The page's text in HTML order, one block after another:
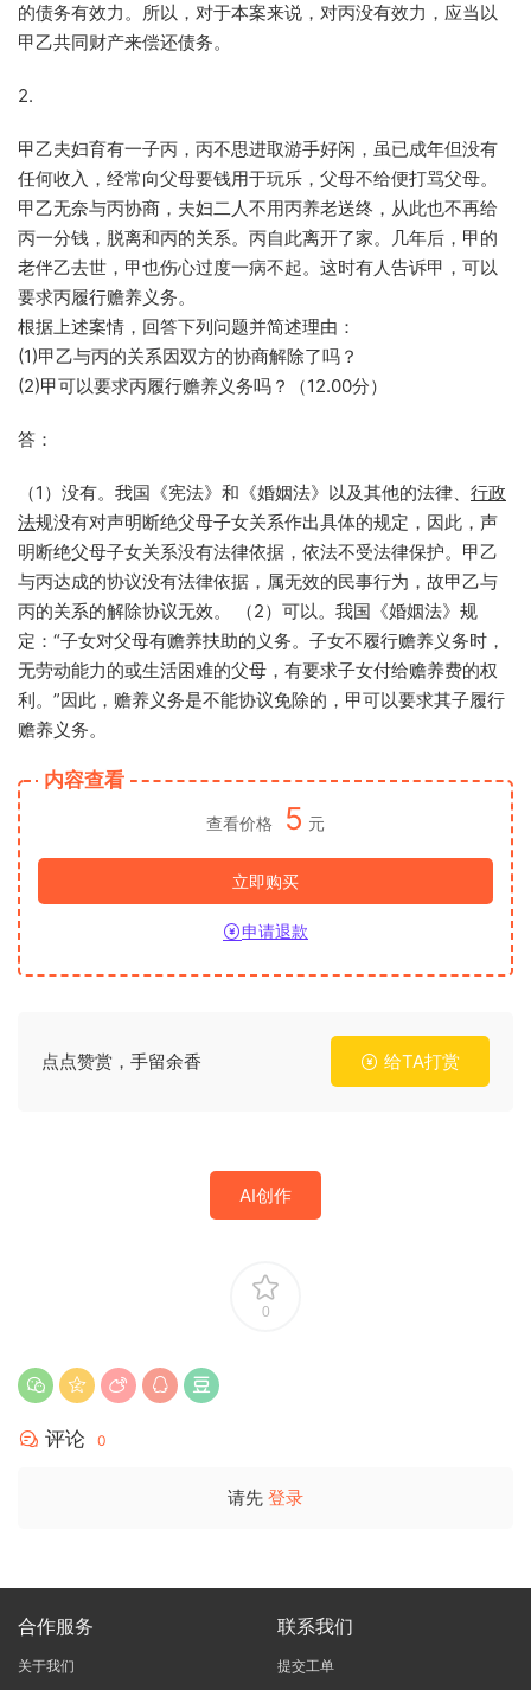
的债务有效力。所以，对于本案来说，对丙没有效力，应当以
甲乙共同财产来偿还债务。
2.
甲乙夫妇育有一子丙，丙不思进取游手好闲，虽已成年但没有
任何收入，经常向父母要钱用于玩乐，父母不给便打骂父母。
甲乙无奈与丙协商，夫妇二人不用丙养老送终，从此也不再给
丙一分钱，脱离和丙的关系。丙自此离开了家。几年后，甲的
老伴乙去世，甲也伤心过度一病不起。这时有人告诉甲，可以
要求丙履行赡养义务。
根据上述案情，回答下列问题并简述理由：
(1)甲乙与丙的关系因双方的协商解除了吗？
(2)甲可以要求丙履行赡养义务吗？（12.00分）
答：
（1）没有。我国《宪法》和《婚姻法》以及其他的法律、 行政
法规没有对声明断绝父母子女关系作出具体的规定，因此，声
明断绝父母子女关系没有法律依据，依法不受法律保护。甲乙
与丙达成的协议没有法律依据，属无效的民事行为，故甲乙与
丙的关系的解除协议无效。 （2）可以。我国《婚姻法》规
定：“子女对父母有赡养扶助的义务。子女不履行赡养义务时，
无劳动能力的或生活困难的父母，有要求子女付给赡养费的权
利。”因此，赡养义务是不能协议免除的，甲可以要求其子履行
赡养义务。
内容查看
查看价格 5 元
立即购买
申请退款
点点赞赏，手留余香 给TA打赏
AI创作
0
评论 0
请先 登录
合作服务
关于我们
联系我们
提交工单